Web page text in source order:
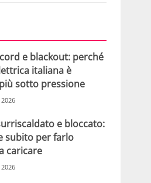
e blackout: perché
italiana è
sotto pressione
e bloccato:
subito per farlo
caricare